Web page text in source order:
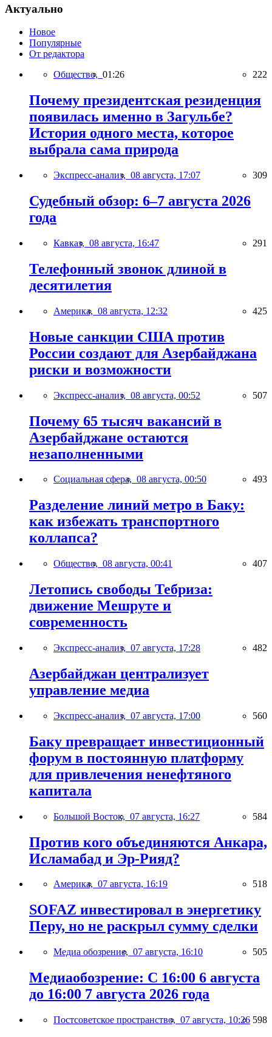
Актуально
Новое
Популярные
От редактора
Общество, 01:26 222
Почему президентская резиденция
появилась именно в Загульбе?
История одного места, которое
выбрала сама природа
Экспресс-анализ, 08 августа, 17:07 309
Судебный обзор: 6–7 августа 2026
года
Кавказ, 08 августа, 16:47 291
Телефонный звонок длиной в
десятилетия
Америка, 08 августа, 12:32 425
Новые санкции США против
России создают для Азербайджана
риски и возможности
Экспресс-анализ, 08 августа, 00:52 507
Почему 65 тысяч вакансий в
Азербайджане остаются
незаполненными
Социальная сфера, 08 августа, 00:50 493
Разделение линий метро в Баку:
как избежать транспортного
коллапса?
Общество, 08 августа, 00:41 407
Летопись свободы Тебриза:
движение Мешруте и
современность
Экспресс-анализ, 07 августа, 17:28 482
Азербайджан централизует
управление медиа
Экспресс-анализ, 07 августа, 17:00 560
Баку превращает инвестиционный
форум в постоянную платформу
для привлечения ненефтяного
капитала
Большой Восток, 07 августа, 16:27 584
Против кого объединяются Анкара,
Исламабад и Эр-Рияд?
Америка, 07 августа, 16:19 518
SOFAZ инвестировал в энергетику
Перу, но не раскрыл сумму сделки
Медиа обозрение, 07 августа, 16:10 505
Медиаобозрение: С 16:00 6 августа
до 16:00 7 августа 2026 года
Постсоветское пространство, 07 августа, 10:26 598